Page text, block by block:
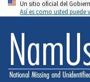
Pasar
al
contenido
principal
Un sitio oficial del
Así es como usted puede